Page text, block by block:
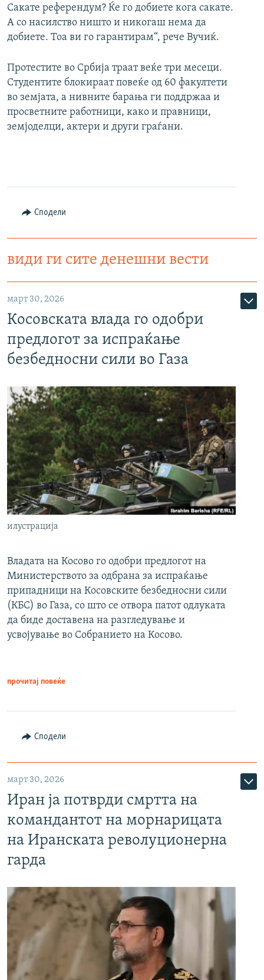
Сакате референдум? Ќе го добиете кога сакате.
А со насилство ништо и никогаш нема да
добиете. Тоа ви го гарантирам“, рече Вучиќ.
Протестите во Србија траат веќе три месеци.
Студентите блокираат повеќе од 60 факултети
во земјата, а нивните барања ги поддржаа и
просветните работници, како и правници,
земјоделци, актери и други граѓани.
Сподели
види ги сите денешни вести
март 30, 2026
Косовската влада го одобри
предлогот за испраќање
безбедносни сили во Газа
илустрација
Владата на Косово го одобри предлогот на
Министерството за одбрана за испраќање
припадници на Косовските безбедносни сили
(КБС) во Газа, со што се отвора патот одлуката
да биде доставена на разгледување и
усвојување во Собранието на Косово.
прочитај повеќе
Сподели
март 30, 2026
Иран ја потврди смртта на
командантот на морнарицата
на Иранската револуционерна
гарда